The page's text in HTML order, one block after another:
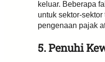
keluar. Beberapa
untuk sektor-
pengenaan pajak
5. Penuhi